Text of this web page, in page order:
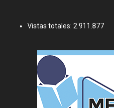
Vistas totales: 2.911.877